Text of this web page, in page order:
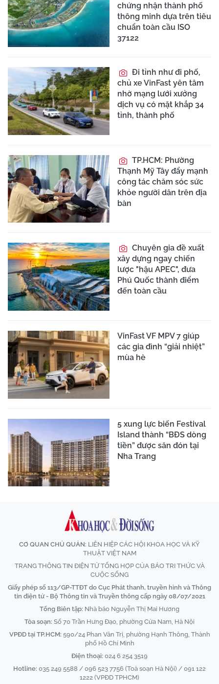
chứng nhận thành phố
thông minh dựa trên tiêu
chuẩn toàn cầu ISO
37122
Đi tỉnh như đi phố,
chủ xe VinFast yên tâm
nhờ mạng lưới xưởng
dịch vụ có mặt khắp 34
tỉnh, thành phố
TP.HCM: Phường
Thạnh Mỹ Tây đẩy mạnh
công tác chăm sóc sức
khỏe người dân trên địa
bàn
Chuyên gia đề xuất
xây dựng ngay chiến
lược "hậu APEC", đưa
Phú Quốc thành điểm
đến toàn cầu
VinFast VF MPV 7 giúp
các gia đình “giải nhiệt”
mùa hè
5 xung lực biến Festival
Island thành “BĐS dòng
tiền” được săn đón tại
Nha Trang
CƠ QUAN CHỦ QUẢN: LIÊN HIỆP CÁC HỘI KHOA HỌC VÀ KỸ
THUẬT VIỆT NAM
TRANG THÔNG TIN ĐIỆN TỬ TỔNG HỢP CỦA BÁO TRI THỨC VÀ
CUỘC SỐNG
Giấy phép số 113/GP-TTĐT do Cục Phát thanh, truyền hình và Thông
tin điện tử - Bộ Thông tin và Truyền thông cấp ngày 08/07/2021
Tổng Biên tập: Nhà báo Nguyễn Thị Mai Hương
Tòa soạn: Số 70 Trần Hưng Đạo, phường Cửa Nam, Hà Nội
VPĐD tại TP.HCM: 590/24 Phan Văn Trị, phường Hạnh Thông, Thành
phố Hồ Chí Minh
Điện thoại: 024 6 254 3519
Hotline: 035 249 5588 / 096 523 7756 (Toà soạn Hà Nội) / 091 122
1222 (VPĐD TPHCM)